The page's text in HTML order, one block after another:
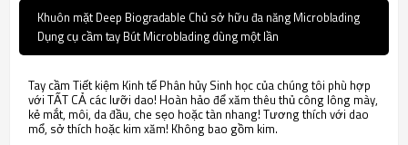
Khuôn mặt Deep Biogradable Chủ sở hữu đa năng Microblading
Dụng cụ cầm tay Bút Microblading dùng một lần
Tay cầm Tiết kiệm Kinh tế Phân hủy Sinh học của chúng tôi phù hợp
với TẤT CẢ các lưỡi dao! Hoàn hảo để xăm thêu thủ công lông mày,
kẻ mắt, môi, da đầu, che sẹo hoặc tàn nhang! Tương thích với dao
mổ, sở thích hoặc kim xăm! Không bao gồm kim.